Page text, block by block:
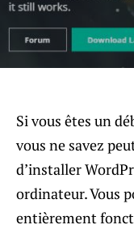
Si vous êtes un
vous ne savez
d’installer
ordinateur. Vous
entièrement